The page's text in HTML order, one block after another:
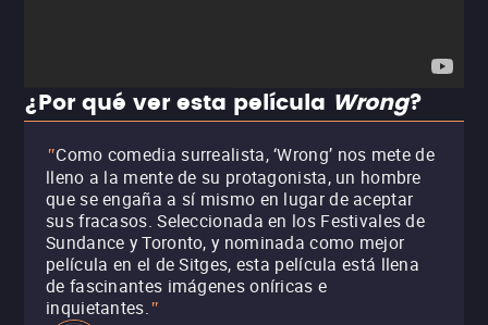
¿Por qué ver esta película Wrong?
"Como comedia surrealista, ‘Wrong’ nos mete de
lleno a la mente de su protagonista, un hombre
que se engaña a sí mismo en lugar de aceptar
sus fracasos. Seleccionada en los Festivales de
Sundance y Toronto, y nominada como mejor
película en el de Sitges, esta película está llena
de fascinantes imágenes oníricas e
inquietantes."